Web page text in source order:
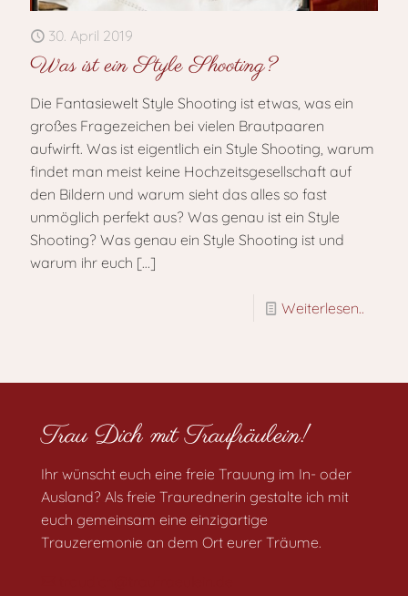
30. April 2019
Was ist ein Style Shooting?
Die Fantasiewelt Style Shooting ist etwas, was ein
großes Fragezeichen bei vielen Brautpaaren
aufwirft. Was ist eigentlich ein Style Shooting, warum
findet man meist keine Hochzeitsgesellschaft auf
den Bildern und warum sieht das alles so fast
unmöglich perfekt aus? Was genau ist ein Style
Shooting? Was genau ein Style Shooting ist und
warum ihr euch […]
Weiterlesen..
Trau Dich mit Traufräulein!
Ihr wünscht euch eine freie Trauung im In- oder
Ausland? Als freie Traurednerin gestalte ich mit
euch gemeinsam eine einzigartige
Trauzeremonie an dem Ort eurer Träume.